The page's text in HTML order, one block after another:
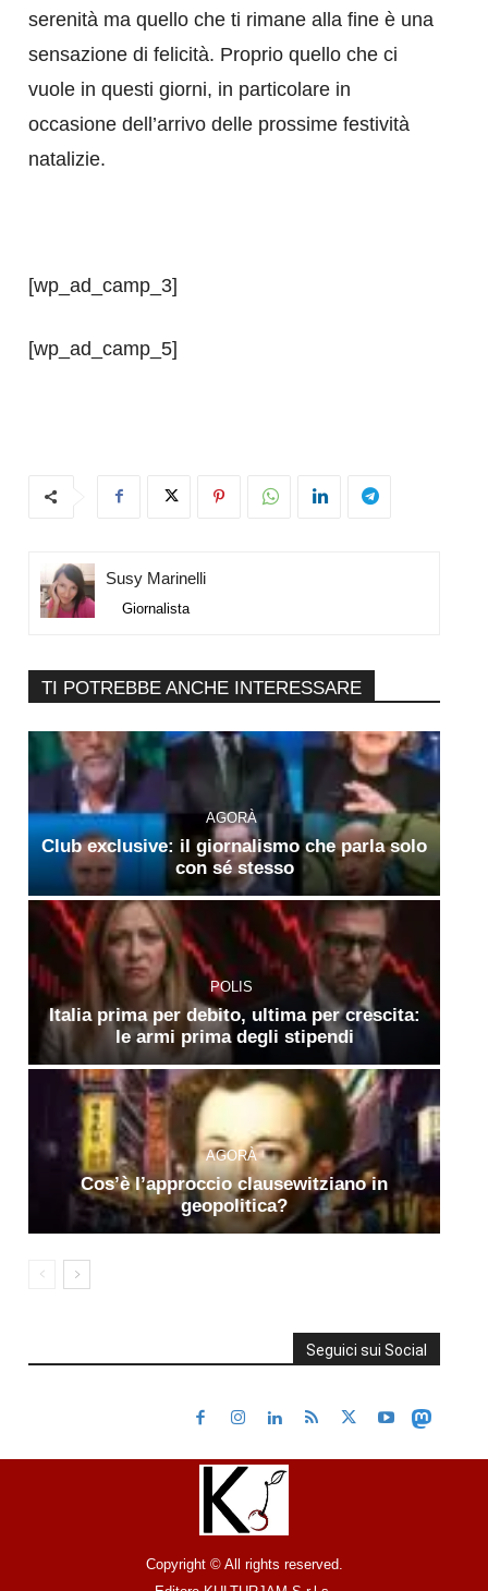
serenità ma quello che ti rimane alla fine è una
sensazione di felicità. Proprio quello che ci
vuole in questi giorni, in particolare in
occasione dell’arrivo delle prossime festività
natalizie.
[wp_ad_camp_3]
[wp_ad_camp_5]
Susy Marinelli
Giornalista
TI POTREBBE ANCHE INTERESSARE
AGORÀ
Club exclusive: il giornalismo che parla solo
con sé stesso
POLIS
Italia prima per debito, ultima per crescita:
le armi prima degli stipendi
AGORÀ
Cos’è l’approccio clausewitziano in
geopolitica?
Seguici sui Social
Copyright © All rights reserved.